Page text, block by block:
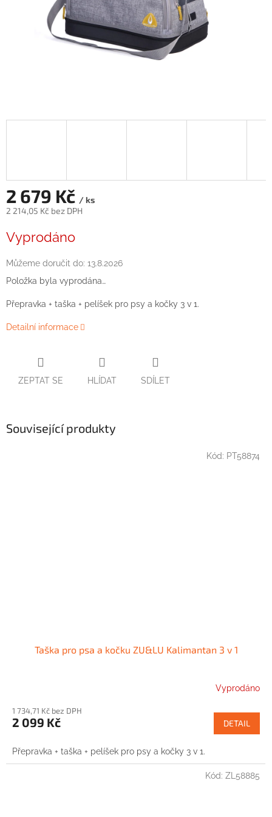
2 679 Kč / ks
2 214,05 Kč bez DPH
cena:
Vyprodáno
Můžeme doručit do: 13.8.2026
Položka byla vyprodána…
Přepravka + taška + pelíšek pro psy a kočky 3 v 1.
Detailní informace
ZEPTAT SE HLÍDAT SDÍLET
Související produkty
Taška pro psa a kočku ZU&LU Kalimantan 3 v 1
Vyprodáno
1 734,71 Kč bez DPH
2 099 Kč DETAIL
Přepravka + taška + pelíšek pro psy a kočky 3 v 1.
Kód: PT58874
Kód: ZL58885